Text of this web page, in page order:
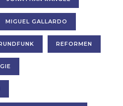
MIGUEL GALLARDO
REFORMEN